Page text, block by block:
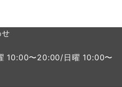
10:00〜20:00/日曜 10:00〜